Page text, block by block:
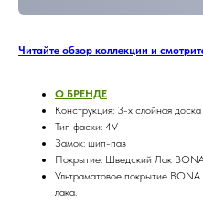
Читайте обзор коллекции и
О БРЕНДE
Конструкция: 3-х слойная доска
Тип фаски: 4V
Замок: шип-паз
Покрытие: Шведский Лак
Ультраматовое покрытие
лака.